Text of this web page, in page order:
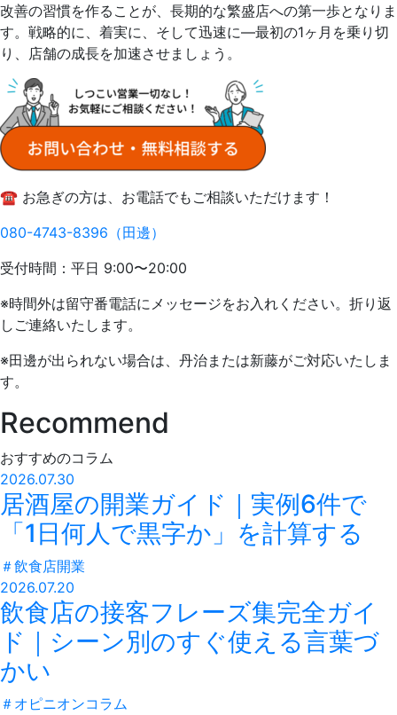
改善の習慣を作ることが、長期的な繁盛店への第一歩となりま
す。戦略的に、着実に、そして迅速に—最初の1ヶ月を乗り切
り、店舗の成長を加速させましょう。
☎️ お急ぎの方は、お電話でもご相談いただけます！
080-4743-8396（田邊）
受付時間：平日 9:00〜20:00
※時間外は留守番電話にメッセージをお入れください。折り返
しご連絡いたします。
※田邊が出られない場合は、丹治または新藤がご対応いたしま
す。
Recommend
おすすめのコラム
2026.07.30
居酒屋の開業ガイド｜実例6件で
「1日何人で黒字か」を計算する
＃飲食店開業
2026.07.20
飲食店の接客フレーズ集完全ガイ
ド｜シーン別のすぐ使える言葉づ
かい
＃ オピニオンコラム